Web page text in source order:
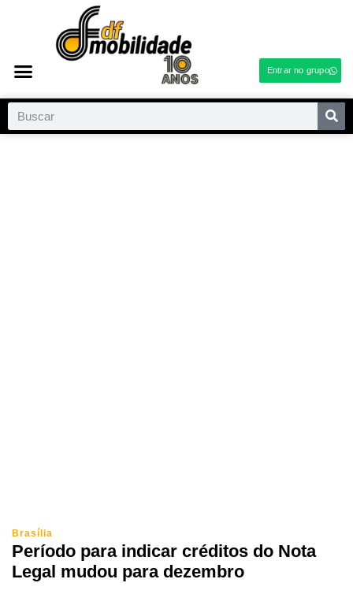
Entrar no grupo
Brasília
Período para indicar créditos do Nota
Legal mudou para dezembro